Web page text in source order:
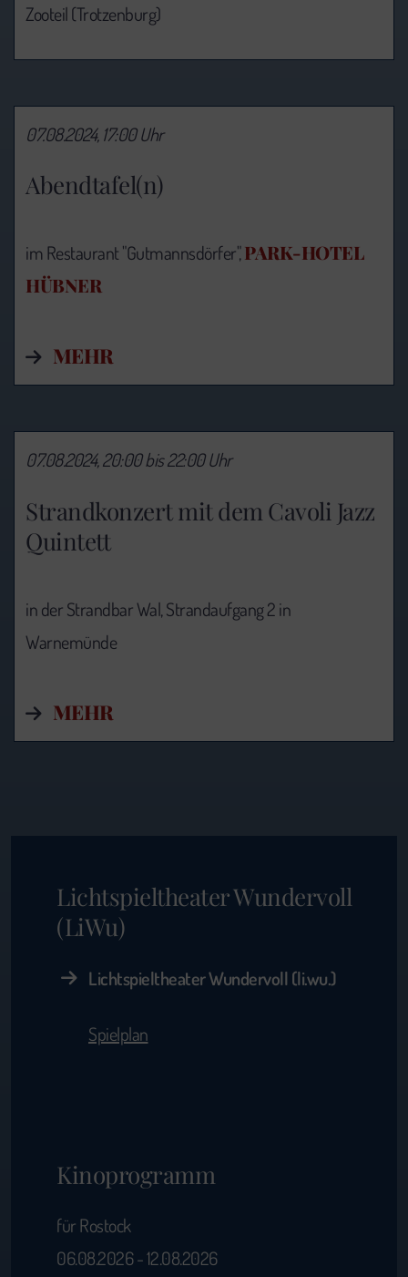
Zooteil (Trotzenburg)
Abendtafel(n)
07.08.2024, 17:00 Uhr
im Restaurant "Gutmannsdörfer",PARK-HOTEL
HÜBNER
MEHR
Strandkonzert mit dem Cavoli Jazz
Quintett
07.08.2024, 20:00 bis 22:00 Uhr
in der Strandbar Wal, Strandaufgang 2 in
Warnemünde
MEHR
Lichtspieltheater Wundervoll
(LiWu)
Lichtspieltheater Wundervoll (li.wu.)
Spielplan
Kinoprogramm
für Rostock
06.08.2026 - 12.08.2026